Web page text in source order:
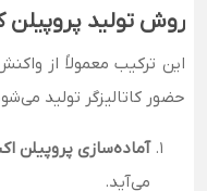
روش تولید پروپیلن
این ترکیب معمولاً از
حضور کاتالیزگر تولید
آماده‌سازی پروپیلن
می‌آید.